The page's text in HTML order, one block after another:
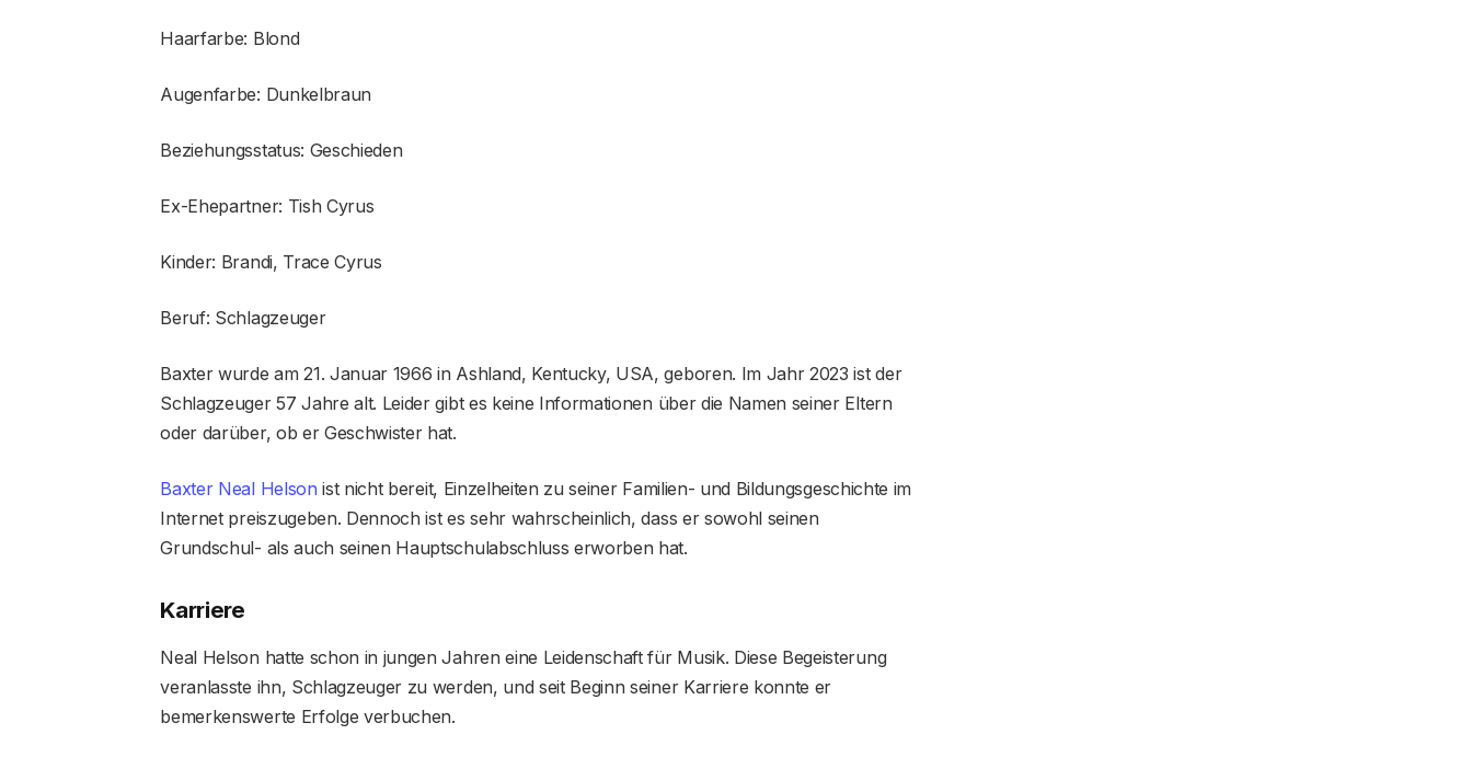
Haarfarbe: Blond
Augenfarbe: Dunkelbraun
Beziehungsstatus: Geschieden
Ex-Ehepartner: Tish Cyrus
Kinder: Brandi, Trace Cyrus
Beruf: Schlagzeuger
Baxter wurde am 21. Januar 1966 in Ashland, Kentucky, USA, geboren. Im Jahr 2023 ist der
Schlagzeuger 57 Jahre alt. Leider gibt es keine Informationen über die Namen seiner Eltern
oder darüber, ob er Geschwister hat.
Baxter Neal Helson ist nicht bereit, Einzelheiten zu seiner Familien- und Bildungsgeschichte im
Internet preiszugeben. Dennoch ist es sehr wahrscheinlich, dass er sowohl seinen
Grundschul- als auch seinen Hauptschulabschluss erworben hat.
Karriere
Neal Helson hatte schon in jungen Jahren eine Leidenschaft für Musik. Diese Begeisterung
veranlasste ihn, Schlagzeuger zu werden, und seit Beginn seiner Karriere konnte er
bemerkenswerte Erfolge verbuchen.